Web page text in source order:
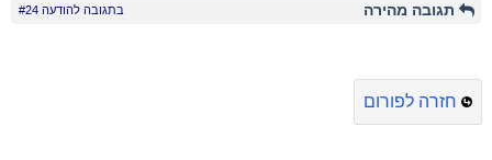
תגובה מהירה בתגובה להודעה #24
חזרה לפורום